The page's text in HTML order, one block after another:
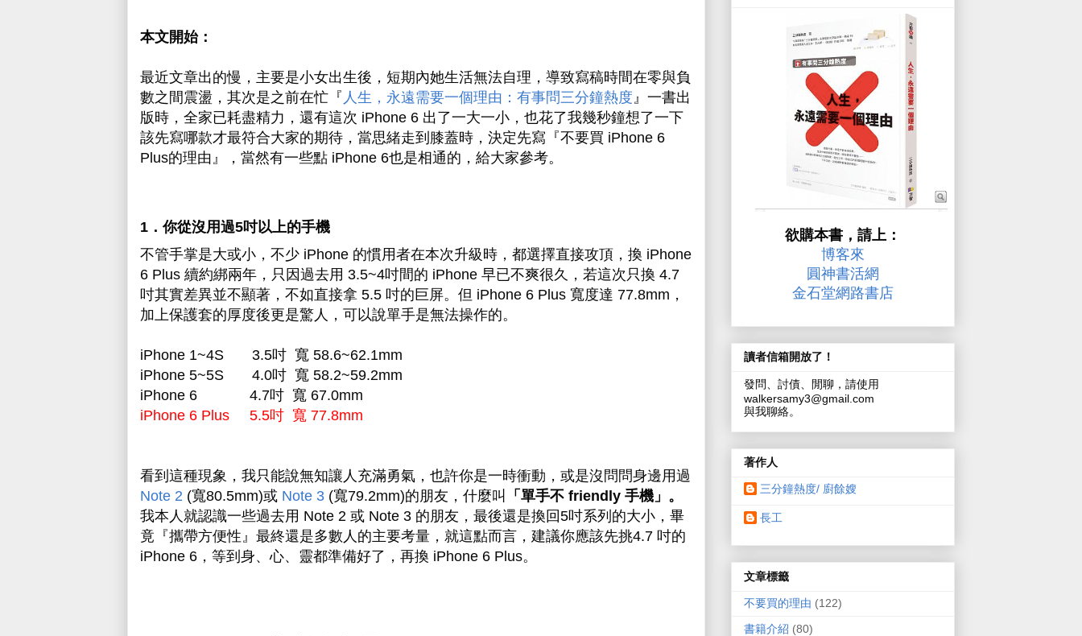
本文開始：
最近文章出的慢，主要是小女出生後，短期內她生活無法自理，導致寫稿時間在零與負
數之間震盪，其次是之前在忙『 人生，永遠需要一個理由：有事問三分鐘熱度 』一書出
版時，全家已耗盡精力 ，還有這次 iPhone 6 出了一大一小，也花了我幾秒鐘想了一下
該先寫哪款才最符合大家的期待，當思緒走到膝蓋時，決定先寫『不要買 iPhone 6
Plus的理由』，當然有一些點 iPhone 6也是相通的，給大家參考。
1 ．你從沒用過5吋以上的手機
不管手掌是大或小，不少 iPhone 的慣用者在本次升級時，都選擇直接攻頂，換 iPhone
6 Plus 續約綁兩年，只因過去用 3.5~4吋間的 iPhone 早已不爽很久，若這次只換 4.7
吋其實差異並不顯著，不如直接拿 5.5 吋的巨屏。 但 iPhone 6 Plus 寬度達 77.8mm，
加上保護套的厚度後更是驚人，可以說單手是無法操作的。
iPhone 1~4S 3.5吋 寬 58.6~62.1mm
iPhone 5~5S 4.0吋 寬 58.2~59.2mm
iPhone 6 4.7吋 寬 67.0mm
iPhone 6 Plus 5.5吋 寬 77.8mm
看到這種現象，我只能說無知讓人充滿勇氣，也許你是一時衝動，或是沒問問身邊用過
Note 2 (寬80.5mm)或 Note 3 (寬79.2mm)的朋友，什麼叫
「單手不 friendly 手機」。
我本人就認識一些過去用 Note 2 或 Note 3 的朋友，最後還是換回5吋系列的大小，畢
竟『攜帶方便性』最終還是多數人的主要考量，就這點而言，建議你應該先挑4.7 吋的
iPhone 6，等到身、心、靈都準備好了，再換 iPhone 6 Plus。
欲購本書，請上：
博客來
圓神書活網
金石堂網路書店
讀者信箱開放了！
發問、討債、閒聊，請使用
walkersamy3@gmail.com
與我聊絡。
著作人
三分鐘熱度/ 廚餘嫂
長工
文章標籤
不要買的理由 (122)
書籍介紹 (80)